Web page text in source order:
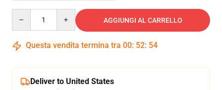
AGGIUNGI AL CARRELLO
Questa vendita termina tra 00: 52: 53
Deliver to United States